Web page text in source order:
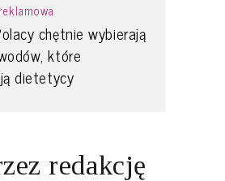
chętnie wybierają
które
dietetycy
redakcję